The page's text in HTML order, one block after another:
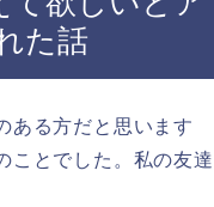
た話
ある方だと思います
ことでした。私の友達